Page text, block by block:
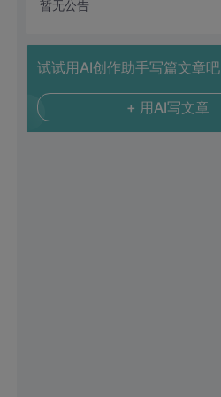
暂无公告
试试用AI创作助手写篇文章吧
+ 用AI写文章